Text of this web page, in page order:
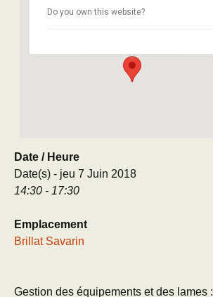
Brillat Savarin
Do you own this website?
Date / Heure
Date(s) - jeu 7 Juin 2018
14:30 - 17:30
Emplacement
Brillat Savarin
Gestion des équipements et des lames :